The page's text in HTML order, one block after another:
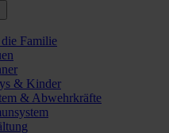
Familie
& Kinder
& Abwehrkräfte